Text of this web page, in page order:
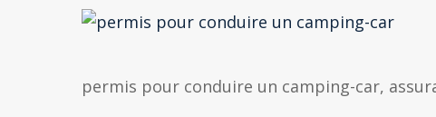
permis pour conduire un camping-car,